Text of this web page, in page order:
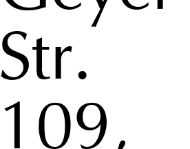
Str.
109,